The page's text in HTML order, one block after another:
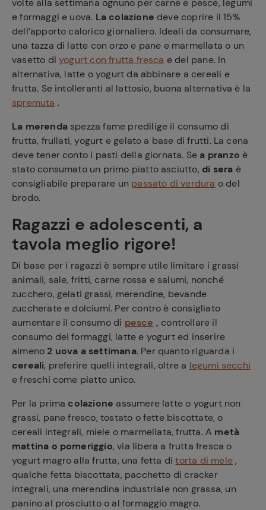
volte alla settimana ognuno per carne e pesce, legumi
e formaggi e uova. La colazione deve coprire il 15%
dell’apporto calorico giornaliero. Ideali da consumare,
una tazza di latte con orzo e pane e marmellata o un
vasetto diyogurt con frutta fresca e del pane. In
alternativa, latte o yogurt da abbinare a cereali e
frutta. Se intolleranti al lattosio, buona alternativa è la
spremuta .
La merendaspezza fame predilige il consumo di
frutta, frullati, yogurt e gelato a base di frutti. La cena
deve tener conto i pasti della giornata. Se a pranzo è
stato consumato un primo piatto asciutto, di sera è
consigliabile preparare un passato di verdura o del
brodo.
Ragazzi e adolescenti, a
tavola meglio rigore!
Di base per i ragazzi è sempre utile limitare i grassi
animali, sale, fritti, carne rossa e salumi, nonché
zucchero, gelati grassi, merendine, bevande
zuccherate e dolciumi. Per contro è consigliato
aumentare il consumo di pesce , controllare il
consumo dei formaggi, latte e yogurt ed inserire
almeno 2 uova a settimana. Per quanto riguarda i
cereali, preferire quelli integrali, oltre a legumi secchi
e freschi come piatto unico.
Per la prima colazione assumere latte o yogurt non
grassi, pane fresco, tostato o fette biscottate, o
cereali integrali, miele o marmellata, frutta. A metà
mattina o pomeriggio, via libera a frutta fresca o
yogurt magro alla frutta, una fetta ditorta di mele,
qualche fetta biscottata, pacchetto di cracker
integrali, una merendina industriale non grassa, un
panino al prosciutto o al formaggio magro.